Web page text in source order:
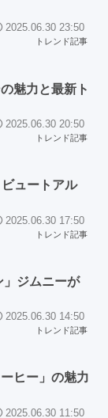
2025.06.30 23:50
トレンド記事
魅力と最新ト
2025.06.30 20:50
トレンド記事
ュートアル
2025.06.30 17:50
トレンド記事
」ジムニーが
2025.06.30 14:50
トレンド記事
ヒー」の魅力
2025.06.30 11:50